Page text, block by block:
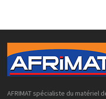
AFRIMAT spécialiste du matériel